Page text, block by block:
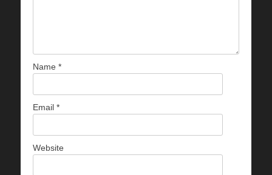
Name *
Email *
Website